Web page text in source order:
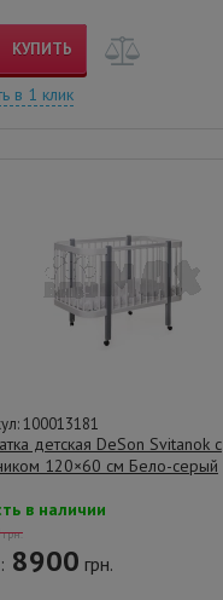
КУПИТЬ
в 1 клик
100013181
детская DeSon Svitanok с
120×60 см Бело-серый
в наличии
грн.
8900 грн.